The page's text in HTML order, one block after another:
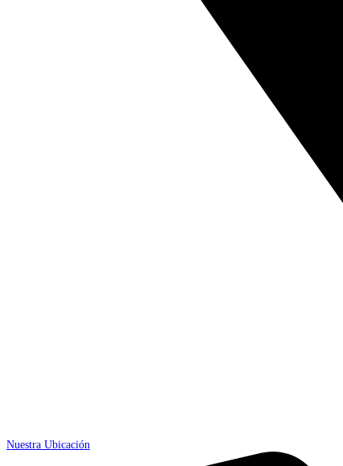
Nuestra Ubicación